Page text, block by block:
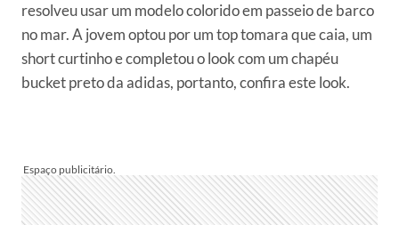
resolveu usar um modelo colorido em passeio de barco
no mar. A jovem optou por um top tomara que caia, um
short curtinho e completou o look com um chapéu
bucket preto da adidas, portanto, confira este look.